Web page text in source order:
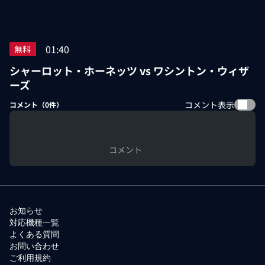
無料 01:40
シャーロット・ホーネッツ vs ワシントン・ウィザ
ーズ
コメント（0件） コメント表示
コメント
お知らせ
対応機種一覧
よくある質問
お問い合わせ
ご利用規約